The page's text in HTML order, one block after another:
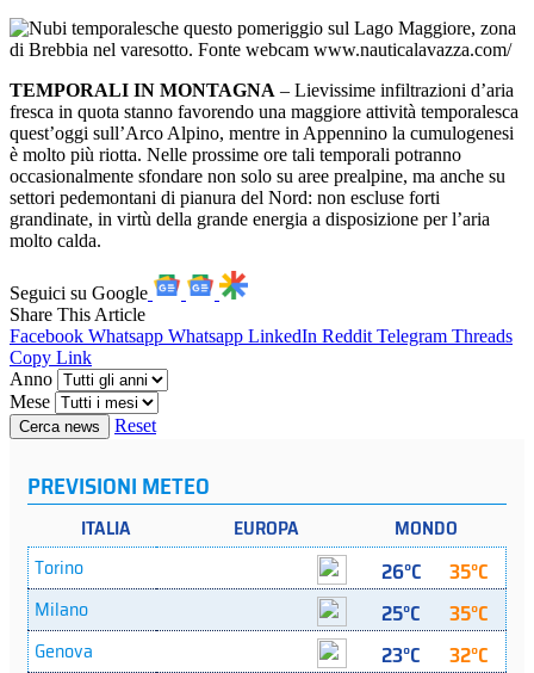
TEMPORALI IN MONTAGNA – Lievissime infiltrazioni d’aria
fresca in quota stanno favorendo una maggiore attività temporalesca
quest’oggi sull’Arco Alpino, mentre in Appennino la cumulogenesi
è molto più riotta. Nelle prossime ore tali temporali potranno
occasionalmente sfondare non solo su aree prealpine, ma anche su
settori pedemontani di pianura del Nord: non escluse forti
grandinate, in virtù della grande energia a disposizione per l’aria
molto calda.
Seguici su Google
Share This Article
Facebook Whatsapp Whatsapp LinkedIn Reddit Telegram Threads
Copy Link
Anno
Mese
Cerca news Reset